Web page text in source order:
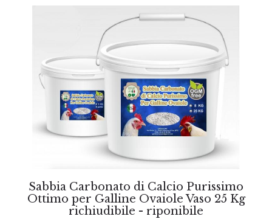
Sabbia Carbonato di Calcio Purissimo
Ottimo per Galline Ovaiole Vaso 25 Kg
richiudibile - riponibile